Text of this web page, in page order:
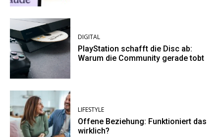
DIGITAL
PlayStation schafft die Disc ab:
Warum die Community gerade tobt
LIFESTYLE
Offene Beziehung: Funktioniert das
wirklich?